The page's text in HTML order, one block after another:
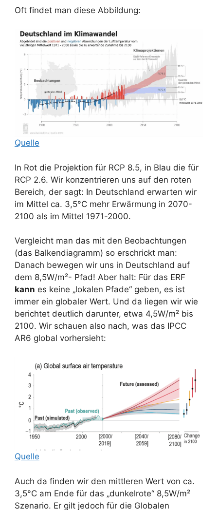
Oft findet man diese Abbildung:
Quelle
In Rot die Projektion für RCP 8.5, in Blau die für
RCP 2.6. Wir konzentrieren uns auf den roten
Bereich, der sagt: In Deutschland erwarten wir
im Mittel ca. 3,5°C mehr Erwärmung in 2070-
2100 als im Mittel 1971-2000.
Vergleicht man das mit den Beobachtungen
(das Balkendiagramm) so erschrickt man:
Danach bewegen wir uns in Deutschland auf
dem 8,5W/m²- Pfad! Aber halt: Für das ERF
kann es keine „lokalen Pfade“ geben, es ist
immer ein globaler Wert. Und da liegen wir wie
berichtet deutlich darunter, etwa 4,5W/m² bis
2100. Wir schauen also nach, was das IPCC
AR6 global vorhersieht:
Quelle
Auch da finden wir den mittleren Wert von ca.
3,5°C am Ende für das „dunkelrote“ 8,5W/m²
Szenario. Er gilt jedoch für die Globalen